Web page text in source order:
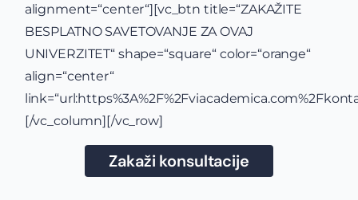
alignment=“center“][vc_btn title=“ZAKAŽITE
BESPLATNO SAVETOVANJE ZA OVAJ
UNIVERZITET“ shape=“square“ color=“orange“
align=“center“
[/vc_column][/vc_row]
Zakaži konsultacije